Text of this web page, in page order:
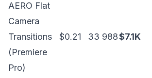
AERO Flat
Camera
Transitions
(Premiere
Pro)
$0.21 33 988$7.1K